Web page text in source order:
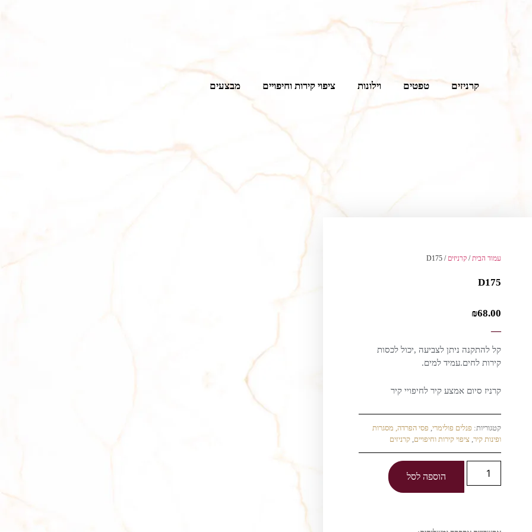
קרניזים טפטים וילונות ציפוי קירות וחיפויים מבצעים
עמוד הבית / קרניזים / D175
D175
₪68.00
—
קל להתקנה ניתן לצביעה ,יכול לכסות
קירות לחים.עמיד למים.
קרניז סיום אמצע קיר לחיפויי קיר
קטגוריות: פנלים פולימרי פסי הפרדה, מסגרות
ופינות קיר ציפוי קירות וחיפויים קרניזים
הוספה לסל